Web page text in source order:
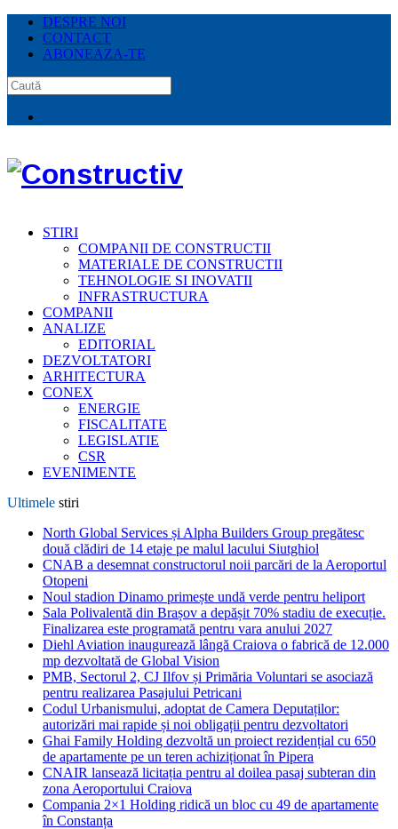
DESPRE NOI
CONTACT
ABONEAZA-TE
STIRI
COMPANII DE CONSTRUCTII
MATERIALE DE CONSTRUCTII
TEHNOLOGIE SI INOVATII
INFRASTRUCTURA
COMPANII
ANALIZE
EDITORIAL
DEZVOLTATORI
ARHITECTURA
CONEX
ENERGIE
FISCALITATE
LEGISLATIE
CSR
EVENIMENTE
Ultimele stiri
North Global Services și Alpha Builders Group pregătesc
două clădiri de 14 etaje pe malul lacului Siutghiol
CNAB a desemnat constructorul noii parcări de la Aeroportul
Otopeni
Noul stadion Dinamo primește undă verde pentru heliport
Sala Polivalentă din Brașov a depășit 70% stadiu de execuție.
Finalizarea este programată pentru vara anului 2027
Diehl Aviation inaugurează lângă Craiova o fabrică de 12.000
mp dezvoltată de Global Vision
PMB, Sectorul 2, CJ Ilfov și Primăria Voluntari se asociază
pentru realizarea Pasajului Petricani
Codul Urbanismului, adoptat de Camera Deputaților:
autorizări mai rapide și noi obligații pentru dezvoltatori
Ghai Family Holding dezvoltă un proiect rezidențial cu 650
de apartamente pe un teren achiziționat în Pipera
CNAIR lansează licitația pentru al doilea pasaj subteran din
zona Aeroportului Craiova
Compania 2×1 Holding ridică un bloc cu 49 de apartamente
în Constanța